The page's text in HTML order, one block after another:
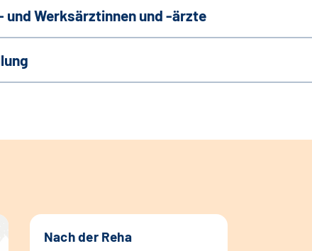
Werksärztinnen und -ärzte
Nach der Reha